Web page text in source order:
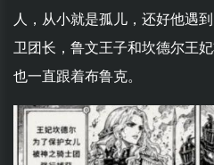
人，从小就是孤儿，还好他遇
卫团长，鲁文王子和坎德尔王
也一直跟着布鲁克。